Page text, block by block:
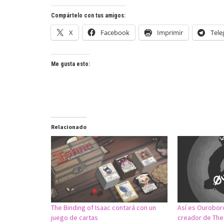
Compártelo con tus amigos:
X Facebook Imprimir
Me gusta esto:
Relacionado
The Binding of Isaac contará con un
juego de cartas
Así es
creador de